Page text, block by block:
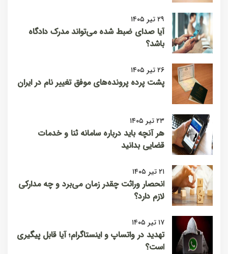
۲۹ تیر ۱۴۰۵
آیا صدای ضبط شده می‌تواند مدرک دادگاه
باشد؟
۲۶ تیر ۱۴۰۵
پشت پرده پرونده‌های موفق تغییر نام در ایران
۲۳ تیر ۱۴۰۵
هر آنچه باید درباره سامانه ثنا و خدمات
قضایی بدانید
۲۱ تیر ۱۴۰۵
انحصار وراثت چقدر زمان می‌برد و چه مدارکی
لازم دارد؟
۱۷ تیر ۱۴۰۵
تهدید در واتساپ و اینستاگرام؛ آیا قابل پیگیری
است؟